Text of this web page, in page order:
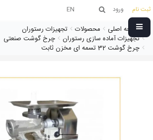
ثبت نام ورود EN
صفحه اصلی محصولات
تجهیزات رستوران
تجهیزات آماده سازی رستوران
چرخ گوشت صنعتی
چرخ گوشت 32 تسمه ای مخزن ثابت